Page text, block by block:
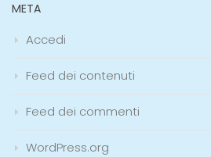
META
Accedi
Feed dei contenuti
Feed dei commenti
WordPress.org